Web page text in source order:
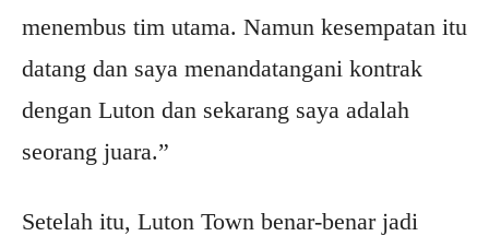
menembus tim utama. Namun kesempatan itu
datang dan saya menandatangani kontrak
dengan Luton dan sekarang saya adalah
seorang juara.”
Setelah itu, Luton Town benar-benar jadi